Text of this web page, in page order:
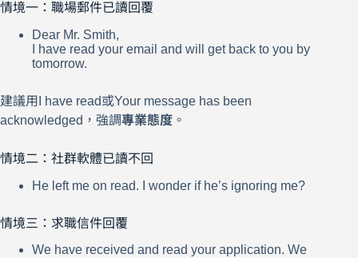
情境一：職場郵件已讀回覆
Dear Mr. Smith,
I have read your email and will get back to you by
tomorrow.
建議用I have read或Your message has been
acknowledged，強調專業態度 。
情境二：社群軟體已讀不回
He left me on read. I wonder if he’s ignoring me?
情境三：求職信件回覆
We have received and read your application. We